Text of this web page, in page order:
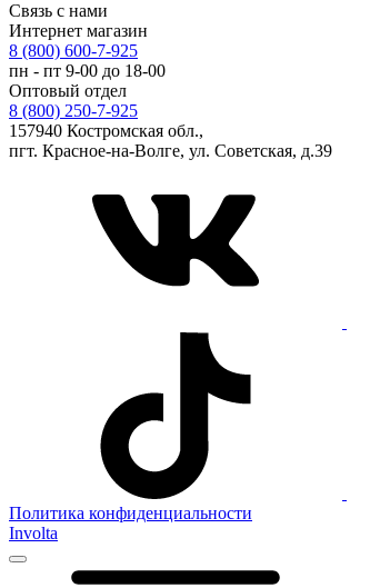
Связь с нами
Интернет магазин
8 (800) 600-7-925
пн - пт 9-00 до 18-00
Оптовый отдел
8 (800) 250-7-925
157940 Костромская обл.,
пгт. Красное-на-Волге, ул. Советская, д.39
Политика конфиденциальности
Involta